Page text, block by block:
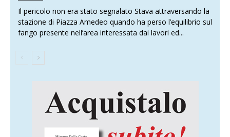
Il pericolo non era stato segnalato Stava attraversando la
stazione di Piazza Amedeo quando ha perso l’equilibrio sul
fango presente nell’area interessata dai lavori ed...